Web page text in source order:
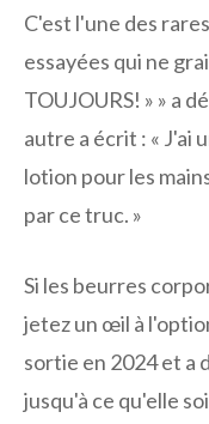
C'est l'une des
essayées qui ne
TOUJOURS! » » a
autre a écrit : « J'ai
lotion pour les
par ce truc. »
Si les beurres
jetez un œil à
sortie en 2024 et a
jusqu'à ce qu'elle